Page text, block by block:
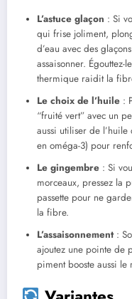
L’astuce glaçon : Si
qui frise joliment,
d’eau avec des
assaisonner. Égouttez-
thermique raidit la
Le choix de l’huile :
“fruité vert” avec un
aussi utiliser de
en oméga-3) pour
Le gingembre : Si
morceaux, pressez la
passette pour ne
la fibre.
L’assaisonnement:
ajoutez une pointe de
piment booste aussi le